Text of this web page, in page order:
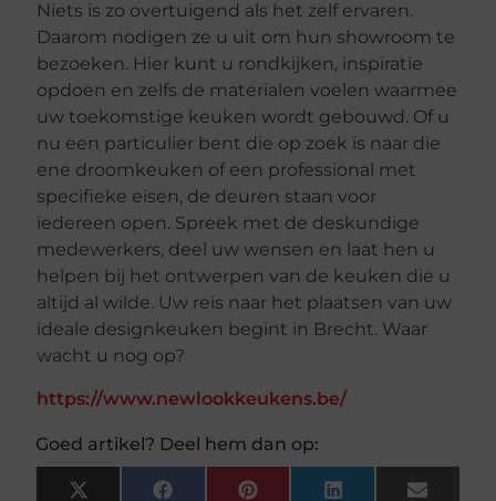
Niets is zo overtuigend als het zelf ervaren.
Daarom nodigen ze u uit om hun showroom te
bezoeken. Hier kunt u rondkijken, inspiratie
opdoen en zelfs de materialen voelen waarmee
uw toekomstige keuken wordt gebouwd. Of u
nu een particulier bent die op zoek is naar die
ene droomkeuken of een professional met
specifieke eisen, de deuren staan voor
iedereen open. Spreek met de deskundige
medewerkers, deel uw wensen en laat hen u
helpen bij het ontwerpen van de keuken die u
altijd al wilde. Uw reis naar het plaatsen van uw
ideale designkeuken begint in Brecht. Waar
wacht u nog op?
https://www.newlookkeukens.be/
Goed artikel? Deel hem dan op: